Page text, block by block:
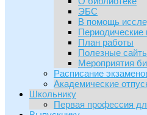
ЭБС
В помощь
Периодические
План работы
Полезные
Мероприятия
Расписание
Академические
Школьнику
Первая профессия